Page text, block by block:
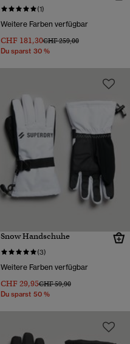
(1)
Weitere Farben verfügbar
CHF 181,30Preis wurde reduziert von
CHF 259,00bis
Du sparst 30 %
Snow Handschuhe
(3)
Weitere Farben verfügbar
CHF 29,95Preis wurde reduziert von
CHF 59,90bis
Du sparst 50 %